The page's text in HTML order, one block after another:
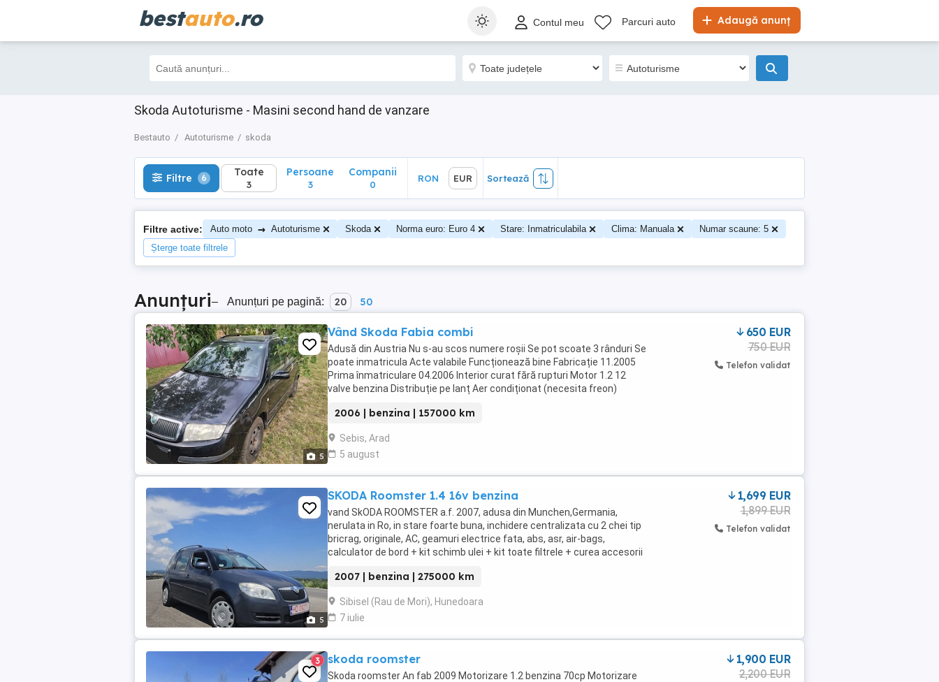
bestauto.ro Adaugă anunț
Contul meu Parcuri auto
Skoda Autoturisme - Masini second hand de vanzare
Bestauto Autoturisme skoda
Filtre 6 Toate
3
Sortează
Filtre 6 Toate
3
Persoane
3
Companii
0
RON EUR Sortează
Filtre active: Auto moto → Autoturisme Skoda Norma euro: Euro 4 Stare: Inmatriculabila Clima: Manuala
Numar scaune: 5
Șterge toate filtrele
Anunțuri– Anunțuri pe pagină: 20 50
5
Vând Skoda Fabia combi
Adusă din Austria Nu s-au scos numere roșii Se pot scoate 3 rânduri Se
poate inmatricula Acte valabile Funcționează bine Fabricație 11.2005
Prima înmatriculare 04.2006 Interior curat fără rupturi Motor 1.2 12
valve benzina Distribuție pe lanț Aer condiționat (necesita freon)
2006 | benzina | 157000 km
Sebis, Arad
5 august
650 EUR
750 EUR
Telefon validat
5
SKODA Roomster 1.4 16v benzina
vand SkODA ROOMSTER a.f. 2007, adusa din Munchen,Germania,
nerulata in Ro, in stare foarte buna, inchidere centralizata cu 2 chei tip
bricrag, originale, AC, geamuri electrice fata, abs, asr, air-bags,
calculator de bord + kit schimb ulei + kit toate filtrele + curea accesorii
2007 | benzina | 275000 km
Sibisel (Rau de Mori), Hunedoara
7 iulie
1,699 EUR
1,899 EUR
Telefon validat
3 skoda roomster
Skoda roomster An fab 2009 Motorizare 1.2 benzina 70cp Motorizare
1,900 EUR
2,200 EUR